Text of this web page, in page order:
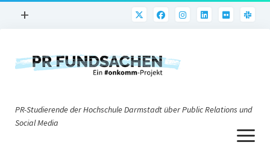
Menü
+
PR@h_da
Nonprofit-PR
PR-Studierende der Hochschule Darmstadt über Public Relations und
Social Media
Menü
öffnen